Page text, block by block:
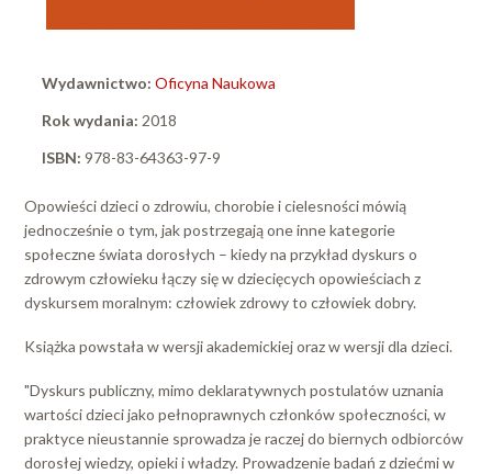
Wydawnictwo: Oficyna Naukowa
Rok wydania: 2018
ISBN: 978-83-64363-97-9
Opowieści dzieci o zdrowiu, chorobie i cielesności mówią
jednocześnie o tym, jak postrzegają one inne kategorie
społeczne świata dorosłych – kiedy na przykład dyskurs o
zdrowym człowieku łączy się w dziecięcych opowieściach z
dyskursem moralnym: człowiek zdrowy to człowiek dobry.
Książka powstała w wersji akademickiej oraz w wersji dla dzieci.
"Dyskurs publiczny, mimo deklaratywnych postulatów uznania
wartości dzieci jako pełnoprawnych członków społeczności, w
praktyce nieustannie sprowadza je raczej do biernych odbiorców
dorosłej wiedzy, opieki i władzy. Prowadzenie badań z dziećmi w